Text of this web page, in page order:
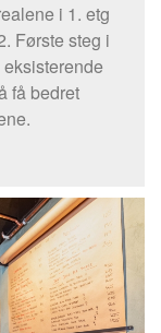
i 1. etg
Første steg i
få bedret